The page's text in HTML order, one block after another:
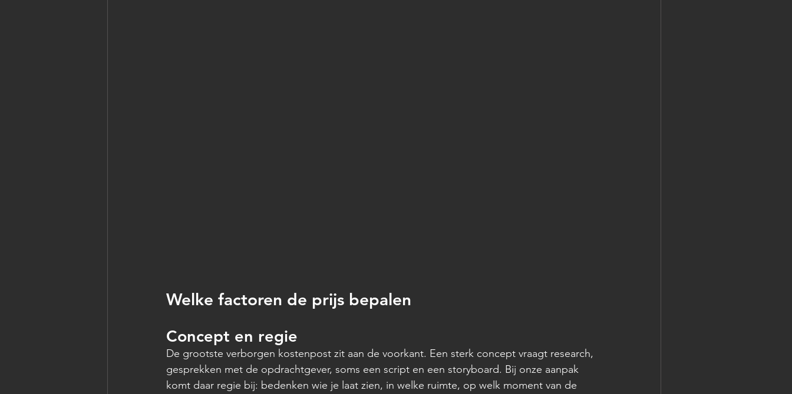
Welke factoren de prijs bepalen
Concept en regie
De grootste verborgen kostenpost zit aan de voorkant. Een sterk concept vraagt research,
gesprekken met de opdrachtgever, soms een script en een storyboard. Bij onze aanpak
komt daar regie bij: bedenken wie je laat zien, in welke ruimte, op welk moment van de